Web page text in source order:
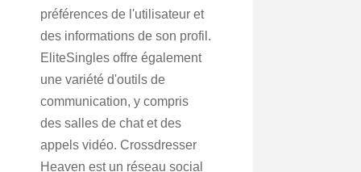
préférences de l'utilisateur et
des informations de son profil.
EliteSingles offre également
une variété d'outils de
communication, y compris
des salles de chat et des
appels vidéo. Crossdresser
Heaven est un réseau social